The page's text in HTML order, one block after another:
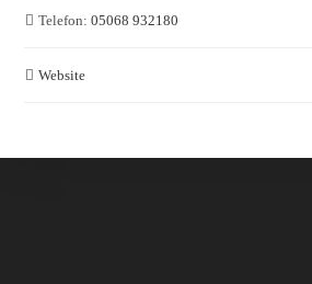
Telefon: 05068 932180
Website